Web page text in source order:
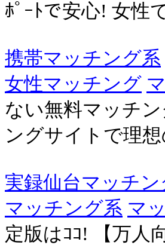
ﾎﾟｰﾄで安心! 女性
携帯マッチング系
女性マッチング
ない無料マッチ
ングサイトで理
実録仙台マッチン
マッチング系 マ
定版はｺｺ! 【万人